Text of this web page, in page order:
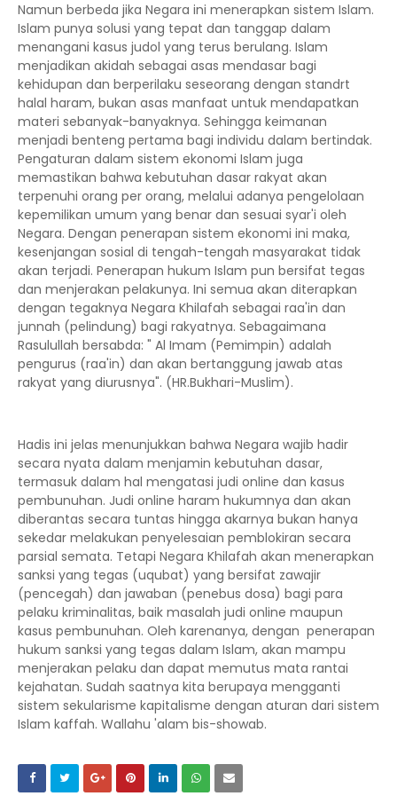
Namun berbeda jika Negara ini menerapkan sistem Islam.
Islam punya solusi yang tepat dan tanggap dalam
menangani kasus judol yang terus berulang. Islam
menjadikan akidah sebagai asas mendasar bagi
kehidupan dan berperilaku seseorang dengan standrt
halal haram, bukan asas manfaat untuk mendapatkan
materi sebanyak-banyaknya. Sehingga keimanan
menjadi benteng pertama bagi individu dalam bertindak.
Pengaturan dalam sistem ekonomi Islam juga
memastikan bahwa kebutuhan dasar rakyat akan
terpenuhi orang per orang, melalui adanya pengelolaan
kepemilikan umum yang benar dan sesuai syar'i oleh
Negara. Dengan penerapan sistem ekonomi ini maka,
kesenjangan sosial di tengah-tengah masyarakat tidak
akan terjadi. Penerapan hukum Islam pun bersifat tegas
dan menjerakan pelakunya. Ini semua akan diterapkan
dengan tegaknya Negara Khilafah sebagai raa'in dan
junnah (pelindung) bagi rakyatnya. Sebagaimana
Rasulullah bersabda: " Al Imam (Pemimpin) adalah
pengurus (raa'in) dan akan bertanggung jawab atas
rakyat yang diurusnya". (HR.Bukhari-Muslim).
Hadis ini jelas menunjukkan bahwa Negara wajib hadir
secara nyata dalam menjamin kebutuhan dasar,
termasuk dalam hal mengatasi judi online dan kasus
pembunuhan. Judi online haram hukumnya dan akan
diberantas secara tuntas hingga akarnya bukan hanya
sekedar melakukan penyelesaian pemblokiran secara
parsial semata. Tetapi Negara Khilafah akan menerapkan
sanksi yang tegas (uqubat) yang bersifat zawajir
(pencegah) dan jawaban (penebus dosa) bagi para
pelaku kriminalitas, baik masalah judi online maupun
kasus pembunuhan. Oleh karenanya, dengan penerapan
hukum sanksi yang tegas dalam Islam, akan mampu
menjerakan pelaku dan dapat memutus mata rantai
kejahatan. Sudah saatnya kita berupaya mengganti
sistem sekularisme kapitalisme dengan aturan dari sistem
Islam kaffah. Wallahu 'alam bis-showab.